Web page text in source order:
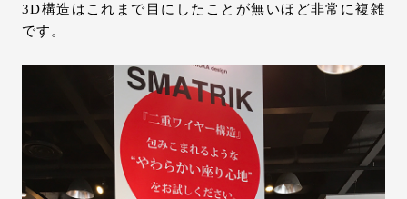
オンライン見積もり ショールームを探す
3D構造はこれまで目にしたことが無いほど非常に複雑
です。